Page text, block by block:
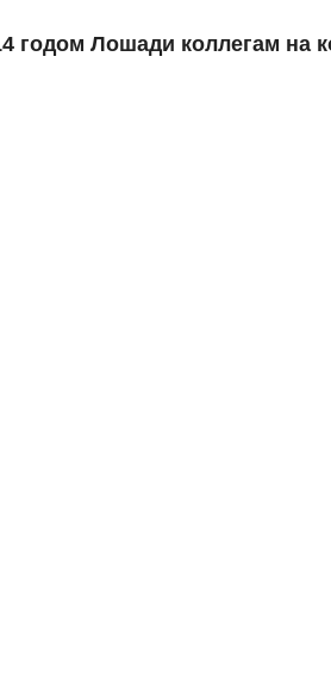
годом Лошади коллегам на